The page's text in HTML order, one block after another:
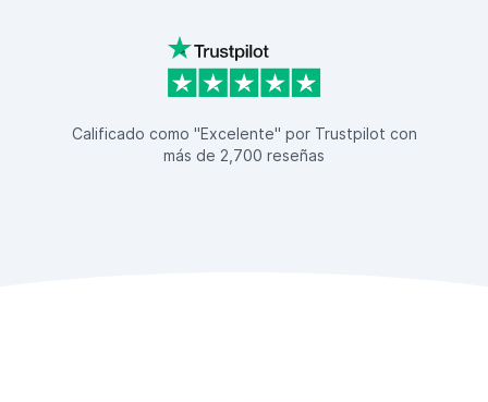
Calificado como "Excelente" por Trustpilot con
más de 2,700 reseñas